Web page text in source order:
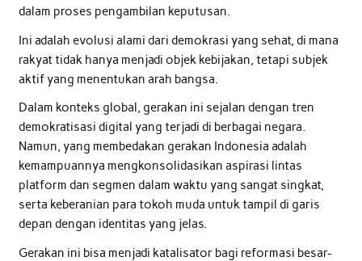
dalam proses pengambilan keputusan.
Ini adalah evolusi alami dari demokrasi yang sehat, di mana
rakyat tidak hanya menjadi objek kebijakan, tetapi subjek
aktif yang menentukan arah bangsa.
Dalam konteks global, gerakan ini sejalan dengan tren
demokratisasi digital yang terjadi di berbagai negara.
Namun, yang membedakan gerakan Indonesia adalah
kemampuannya mengkonsolidasikan aspirasi lintas
platform dan segmen dalam waktu yang sangat singkat,
serta keberanian para tokoh muda untuk tampil di garis
depan dengan identitas yang jelas.
Gerakan ini bisa menjadi katalisator bagi reformasi besar-